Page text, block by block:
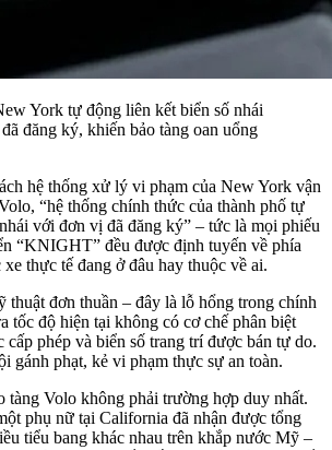
York tự động liên kết biển số nhái
đăng ký, khiến bảo tàng oan uổng
hệ thống xử lý vi phạm của New York vận
“hệ thống chính thức của thành phố tự
với đơn vị đã đăng ký” – tức là mọi phiếu
“KNIGHT” đều được định tuyến về phía
thực tế đang ở đâu hay thuộc về ai.
đơn thuần – đây là lỗ hổng trong chính
tốc độ hiện tại không có cơ chế phân biệt
cấp phép và biển số trang trí được bán tự do.
gánh phạt, kẻ vi phạm thực sự an toàn.
tàng Volo không phải trường hợp duy nhất.
phụ nữ tại California đã nhận được tổng
tiểu bang khác nhau trên khắp nước Mỹ –